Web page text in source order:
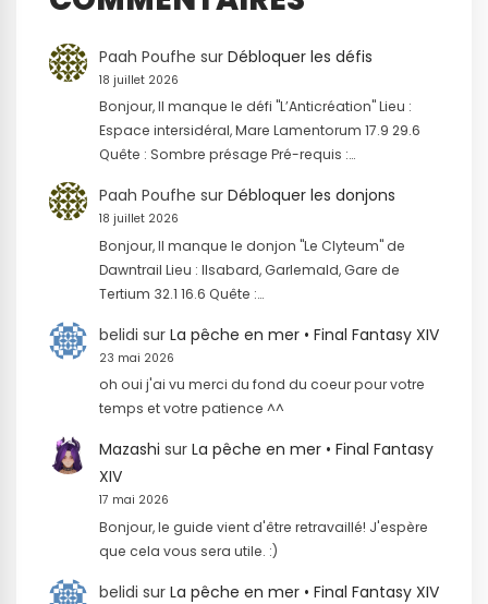
Paah Poufhe sur Débloquer les défis
18 juillet 2026
Bonjour, Il manque le défi "L’Anticréation" Lieu :
Espace intersidéral, Mare Lamentorum 17.9 29.6
Quête : Sombre présage Pré-requis :…
Paah Poufhe sur Débloquer les donjons
18 juillet 2026
Bonjour, Il manque le donjon "Le Clyteum" de
Dawntrail Lieu : Ilsabard, Garlemald, Gare de
Tertium 32.1 16.6 Quête :…
belidi sur La pêche en mer • Final Fantasy XIV
23 mai 2026
oh oui j'ai vu merci du fond du coeur pour votre
temps et votre patience ^^
Mazashi sur La pêche en mer • Final Fantasy
XIV
17 mai 2026
Bonjour, le guide vient d'être retravaillé! J'espère
que cela vous sera utile. :)
belidi sur La pêche en mer • Final Fantasy XIV